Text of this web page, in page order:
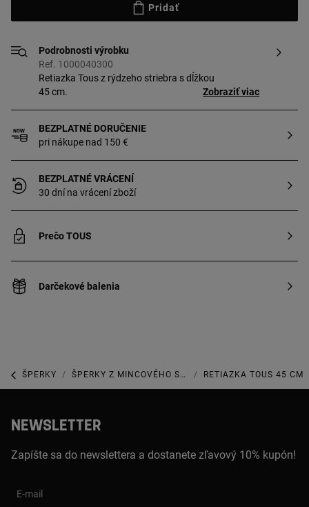
Pridať
Podrobnosti výrobku
Ref. 1000040300
Retiazka Tous z rýdzeho striebra s dĺžkou
45 cm.
Zobraziť viac
BEZPLATNÉ DORUČENIE
pri nákupe nad 150 €
BEZPLATNÉ VRÁCENÍ
30 dní na vrácení zboží
Prečo TOUS
Darčekové balenia
ŠPERKY ŠPERKY Z MINCOVÉHO STRIEBRA RETIAZKA TOUS 45 CM
NEWSLETTER
Zapíšte sa do newslettera a dostanete zľavový 10% kupón!
E-mail